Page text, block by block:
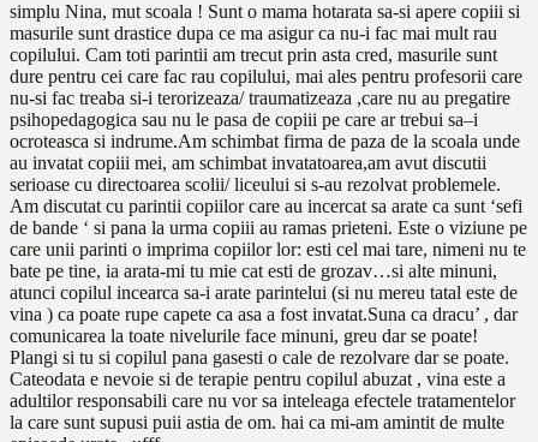
simplu Nina, mut scoala ! Sunt o mama hotarata sa-si apere copiii si
masurile sunt drastice dupa ce ma asigur ca nu-i fac mai mult rau
copilului. Cam toti parintii am trecut prin asta cred, masurile sunt
dure pentru cei care fac rau copilului, mai ales pentru profesorii care
nu-si fac treaba si-i terorizeaza/ traumatizeaza ,care nu au pregatire
psihopedagogica sau nu le pasa de copiii pe care ar trebui sa–i
ocroteasca si indrume.Am schimbat firma de paza de la scoala unde
au invatat copiii mei, am schimbat invatatoarea,am avut discutii
serioase cu directoarea scolii/ liceului si s-au rezolvat problemele.
Am discutat cu parintii copiilor care au incercat sa arate ca sunt ‘sefi
de bande ‘ si pana la urma copiii au ramas prieteni. Este o viziune pe
care unii parinti o imprima copiilor lor: esti cel mai tare, nimeni nu te
bate pe tine, ia arata-mi tu mie cat esti de grozav…si alte minuni,
atunci copilul incearca sa-i arate parintelui (si nu mereu tatal este de
vina ) ca poate rupe capete ca asa a fost invatat.Suna ca dracu’ , dar
comunicarea la toate nivelurile face minuni, greu dar se poate!
Plangi si tu si copilul pana gasesti o cale de rezolvare dar se poate.
Cateodata e nevoie si de terapie pentru copilul abuzat , vina este a
adultilor responsabili care nu vor sa inteleaga efectele tratamentelor
la care sunt supusi puii astia de om. hai ca mi-am amintit de multe